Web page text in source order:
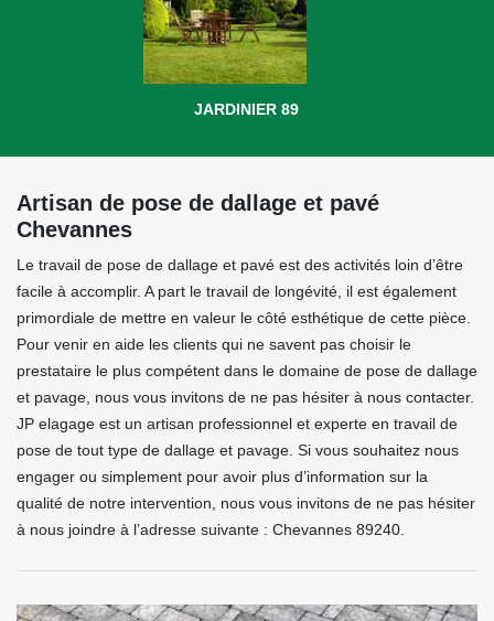
JARDINIER 89
Artisan de pose de dallage et pavé
Chevannes
Le travail de pose de dallage et pavé est des activités loin d’être
facile à accomplir. A part le travail de longévité, il est également
primordiale de mettre en valeur le côté esthétique de cette pièce.
Pour venir en aide les clients qui ne savent pas choisir le
prestataire le plus compétent dans le domaine de pose de dallage
et pavage, nous vous invitons de ne pas hésiter à nous contacter.
JP elagage est un artisan professionnel et experte en travail de
pose de tout type de dallage et pavage. Si vous souhaitez nous
engager ou simplement pour avoir plus d’information sur la
qualité de notre intervention, nous vous invitons de ne pas hésiter
à nous joindre à l’adresse suivante : Chevannes 89240.